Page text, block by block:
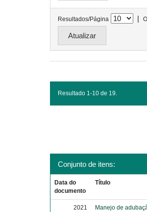
Resultados/Página |
Resultado 1-10 de 19.
Conjunto de itens:
Data do
documento
Título
2021
Manejo de